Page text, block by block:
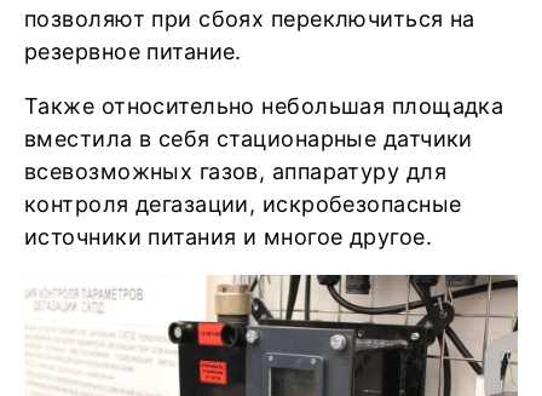
позволяют при сбоях переключиться на
резервное питание.
Также относительно небольшая площадка
вместила в себя стационарные датчики
всевозможных газов, аппаратуру для
контроля дегазации, искробезопасные
источники питания и многое другое.